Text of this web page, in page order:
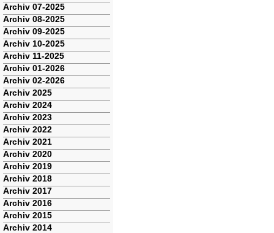
Archiv 07-2025
Archiv 08-2025
Archiv 09-2025
Archiv 10-2025
Archiv 11-2025
Archiv 01-2026
Archiv 02-2026
Archiv 2025
Archiv 2024
Archiv 2023
Archiv 2022
Archiv 2021
Archiv 2020
Archiv 2019
Archiv 2018
Archiv 2017
Archiv 2016
Archiv 2015
Archiv 2014